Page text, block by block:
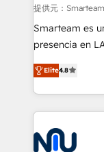
提供元：
Smarteam es
presencia en
optimización de
más de 6 años
ERPs, e-
WhatsApp y
Elite4.8